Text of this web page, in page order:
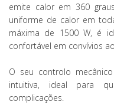
emite calor em 360
uniforme de calor em
máxima de 1500 W, é
confortável em convívios
O seu controlo
intuitiva, ideal para
complicações.